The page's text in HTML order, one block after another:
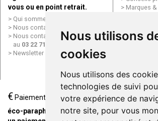
Nous utilisons
cookies
Nous utilisons des
technologies de suivi
votre expérience de
notre site, pour vous
vous ou en point retrait.
Qui sommes nous ?
Nous contacter par e-mail
Nous contacter par téléphone
au 03 22 71 64 10
Newsletter
Marques
Mentions
Données
ligne
€ Paiement
éco-parapharmacie.fr offre
recevez